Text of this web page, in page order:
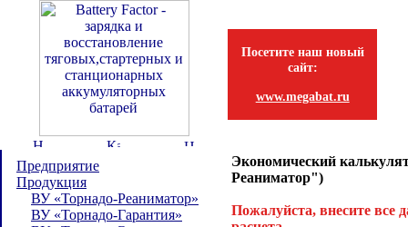
Посетите наш новый
сайт:
www.megabat.ru
Предприятие
Продукция
ВУ «Торнадо-Реаниматор»
ВУ «Торнадо-Гарантия»
Экономический
Реаниматор")
Пожалуйста, внесите все